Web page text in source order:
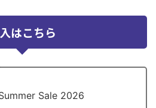
はこちら
Sale 2026